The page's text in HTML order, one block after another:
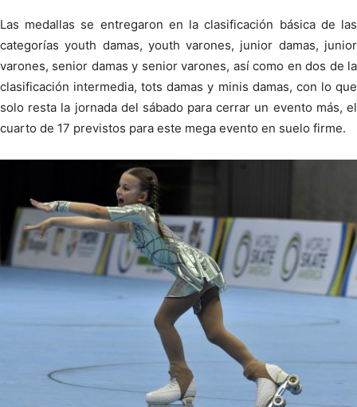
Las medallas se entregaron en la clasificación básica de las
categorías youth damas, youth varones, junior damas, junior
varones, senior damas y senior varones, así como en dos de la
clasificación intermedia, tots damas y minis damas, con lo que
solo resta la jornada del sábado para cerrar un evento más, el
cuarto de 17 previstos para este mega evento en suelo firme.